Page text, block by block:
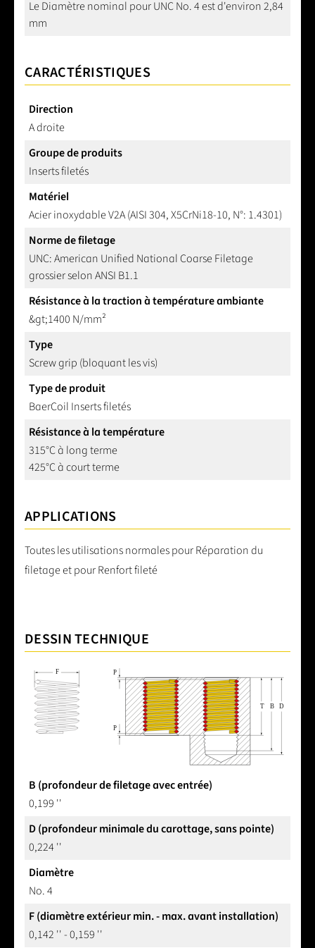
Le Diamètre nominal pour UNC No. 4 est d'environ 2,84
mm
CARACTÉRISTIQUES
Direction
A droite
Groupe de produits
Inserts filetés
Matériel
Acier inoxydable V2A (AISI 304, X5CrNi18-10, N°: 1.4301)
Norme de filetage
UNC: American Unified National Coarse Filetage
grossier selon ANSI B1.1
Résistance à la traction à température ambiante
&gt;1400 N/mm²
Type
Screw grip (bloquant les vis)
Type de produit
BaerCoil Inserts filetés
Résistance à la température
315°C à long terme
425°C à court terme
APPLICATIONS
Toutes les utilisations normales pour Réparation du
filetage et pour Renfort fileté
DESSIN TECHNIQUE
B (profondeur de filetage avec entrée)
0,199 ''
D (profondeur minimale du carottage, sans pointe)
0,224 ''
Diamètre
No. 4
F (diamètre extérieur min. - max. avant installation)
0,142 '' - 0,159 ''